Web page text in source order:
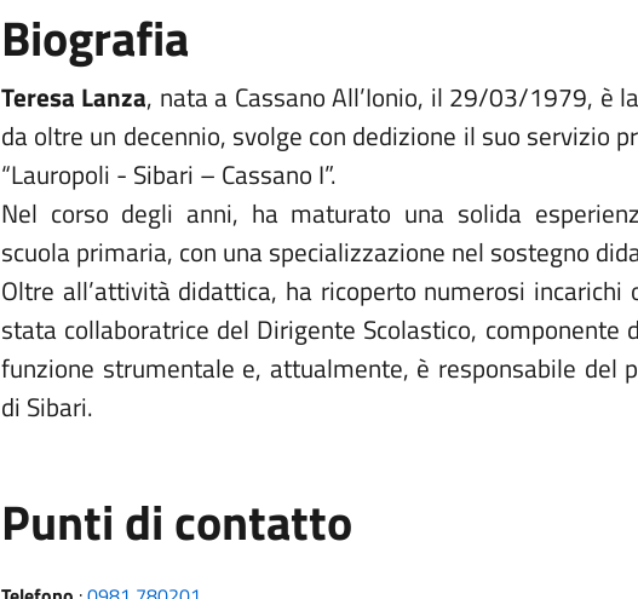
Biografia
Teresa Lanza, nata a Cassano All’Ionio, il 29/03/1979, è
da oltre un decennio, svolge con dedizione il suo servizio
“Lauropoli - Sibari – Cassano I”.
Nel corso degli anni, ha maturato una solida
scuola primaria, con una specializzazione nel sostegno
Oltre all’attività didattica, ha ricoperto numerosi
stata collaboratrice del Dirigente Scolastico, componente
funzione strumentale e, attualmente, è responsabile del
di Sibari.
Punti di contatto